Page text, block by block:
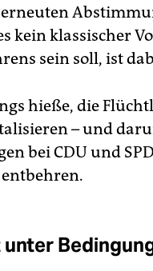
kein klassischer
sein soll, ist
hieße, die
– und
bei CDU und
unter